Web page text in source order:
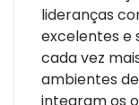
A obra apresenta
líderes e
lideranças
excelentes e
cada vez
ambientes
integram os